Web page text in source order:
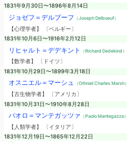
1831年9月30日〜1896年8月14日
ジョゼフ＝デルブーフ （Joseph Delboeuf）
【心理学者】 〔ベルギー〕
1831年10月6日〜1916年2月12日
リヒャルト＝デデキント （Richard Dedekind）
【数学者】 〔ドイツ〕
1831年10月29日〜1899年3月18日
オスニエル＝マーシュ （Othniel Charles Marsh）
【古生物学者】 〔アメリカ〕
1831年10月31日〜1910年8月28日
パオロ＝マンテガッツァ （Paolo Mantegazza）
【人類学者】 〔イタリア〕
1831年12月19日〜1865年12月22日